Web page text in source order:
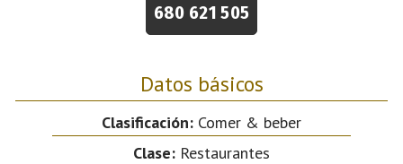
680 621 505
Datos básicos
Clasificación: Comer & beber
Clase: Restaurantes